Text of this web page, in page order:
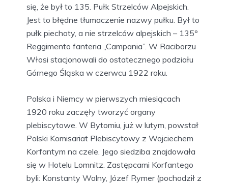
się, że był to 135. Pułk Strzelców Alpejskich.
Jest to błędne tłumaczenie nazwy pułku. Był to
pułk piechoty, a nie strzelców alpejskich – 135º
Reggimento fanteria „Campania”. W Raciborzu
Włosi stacjonowali do ostatecznego podziału
Górnego Śląska w czerwcu 1922 roku.
Polska i Niemcy w pierwszych miesiącach
1920 roku zaczęły tworzyć organy
plebiscytowe. W Bytomiu, już w lutym, powstał
Polski Komisariat Plebiscytowy z Wojciechem
Korfantym na czele. Jego siedziba znajdowała
się w Hotelu Lomnitz. Zastępcami Korfantego
byli: Konstanty Wolny, Józef Rymer (pochodził z